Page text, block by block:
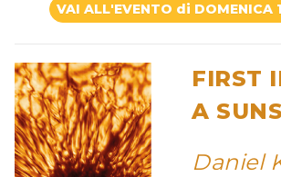
VAI ALL'EVENTO di DOMENICA
FIRST
A
Daniel